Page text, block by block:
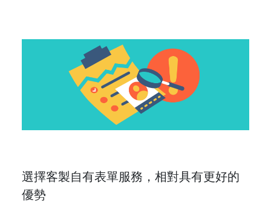
選擇客製自有表單服務，相對具有更好的
優勢